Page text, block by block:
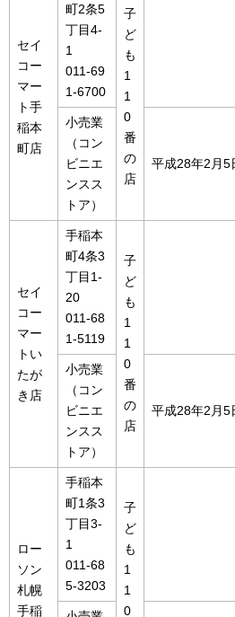
セイ
コー
マー
ト手
稲本
町店
町2条5
丁目4-
1
011-69
1-6700
子
ど
も
1
1
0
番
の
店
小売業
（コン
ビニエ
ンスス
トア）
平成28年2月5
セイ
コー
マー
トい
たが
き店
手稲本
町4条3
丁目1-
20
011-68
1-5119
子
ど
も
1
1
0
番
の
店
小売業
（コン
ビニエ
ンスス
トア）
平成28年2月5
ロー
ソン
札幌
手稲
手稲本
町1条3
丁目3-
1
011-68
5-3203
子
ど
も
1
1
0